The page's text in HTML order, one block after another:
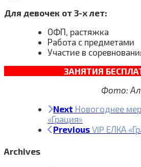
Для девочек от 3-х лет:
ОФП, растяжка
Работа с предметами
Участие в
ЗАНЯТИЯ
Фото:
Next Новогоднее
«Грация»
Previous VIP ЕЛКА
Archives